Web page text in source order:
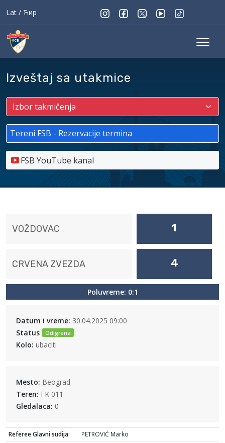
Lat / Ћир
Izveštaj sa utakmice
Tereni FSB - Rezervacije termina
FSB YouTube kanal
VOŽDOVAC 1
CRVENA ZVEZDA 4
Poluvreme: 0:1
Datum i vreme: 30.04.2025 09:00
Status
Odigrana
Kolo: ubaciti
Mesto: Beograd
Teren: FK 011
Gledalaca: 0
Referee Glavni sudija:
PETROVIĆ Marko